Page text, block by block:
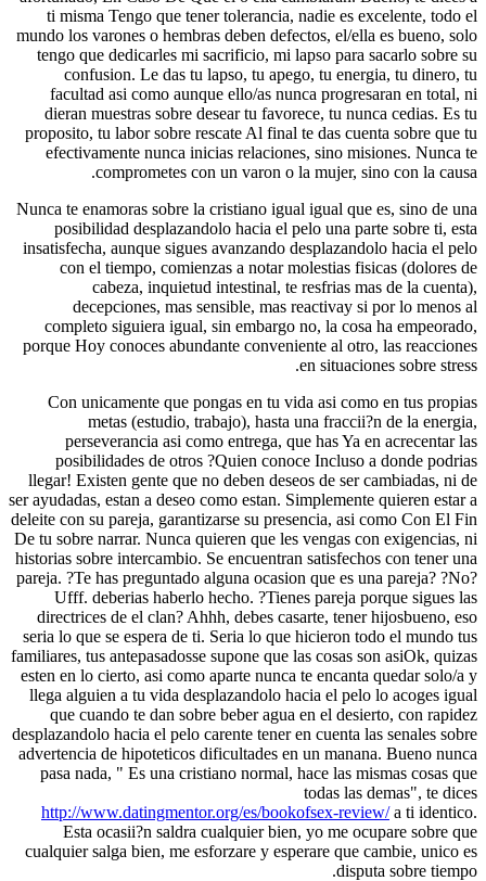
ti misma Tengo que tener tolerancia, nadie
mundo los varones o hembras deben defectos,
tengo que dedicarles mi sacrificio, mi lapso
confusion. Le das tu lapso, tu apego, tu
facultad asi como aunque ello/as nunca
dieran muestras sobre desear tu favorece, tu
proposito, tu labor sobre rescate Al final te das
efectivamente nunca inicias relaciones, sino
comprometes con un varon o la
Nunca te enamoras sobre la cristiano igual igual
posibilidad desplazandolo hacia el pelo una
insatisfecha, aunque sigues avanzando
con el tiempo, comienzas a notar
cabeza, inquietud intestinal, te resfrias
decepciones, mas sensible, mas
completo siguiera igual, sin embargo no, la
porque Hoy conoces abundante conveniente al
en
Con unicamente que pongas en tu vida asi
metas (estudio, trabajo), hasta una
perseverancia asi como entrega, que has
posibilidades de otros ?Quien conoce
llegar! Existen gente que no deben deseos de
ser ayudadas, estan a deseo como estan.
deleite con su pareja, garantizarse su presencia,
De tu sobre narrar. Nunca quieren que les
historias sobre intercambio. Se encuentran
pareja. ?Te has preguntado alguna ocasion que
Ufff. deberias haberlo hecho. ?Tienes
directrices de el clan? Ahhh, debes casarte,
seria lo que se espera de ti. Seria lo que
familiares, tus antepasadosse supone que las
esten en lo cierto, asi como aparte nunca te
llega alguien a tu vida desplazandolo hacia el
que cuando te dan sobre beber agua en el
desplazandolo hacia el pelo carente tener en
advertencia de hipoteticos dificultades en un
pasa nada, " Es una cristiano normal, hace las
todas
http://www.datingmentor.org/es/bookofsex-
Esta ocasii?n saldra cualquier bien, yo me
cualquier salga bien, me esforzare y esperare